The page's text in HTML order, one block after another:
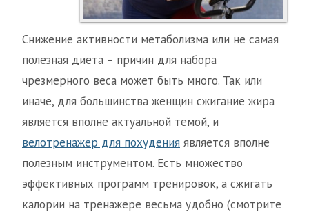
Снижение активности метаболизма или не самая
полезная диета – причин для набора
чрезмерного веса может быть много. Так или
иначе, для большинства женщин сжигание жира
является вполне актуальной темой, и
велотренажер для похудения является вполне
полезным инструментом. Есть множество
эффективных программ тренировок, а сжигать
калории на тренажере весьма удобно (смотрите